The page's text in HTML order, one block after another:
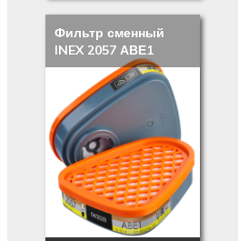
Фильтр сменный
INEX 2057 АВЕ1